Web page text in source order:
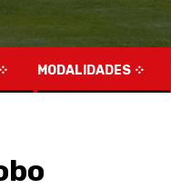
MODALIDADES